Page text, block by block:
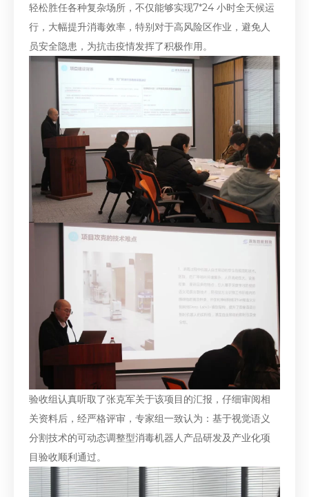
轻松胜任各种复杂场所，不仅能够实现7*24 小时全天候运
行，大幅提升消毒效率，特别对于高风险区作业，避免人
员安全隐患，为抗击疫情发挥了积极作用。
验收组认真听取了张克军关于该项目的汇报，仔细审阅相
关资料后，经严格评审，专家组一致认为：基于视觉语义
分割技术的可动态调整型消毒机器人产品研发及产业化项
目验收顺利通过。